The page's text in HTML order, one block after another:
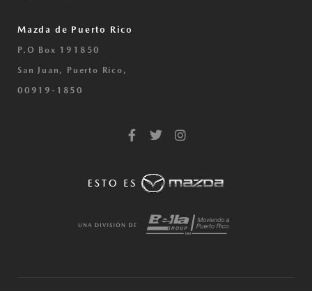
Mazda de Puerto Rico
P.O Box 191850
San Juan, Puerto Rico,
00919-1850
F
b
k
T
t
t
e
I
a
a
m